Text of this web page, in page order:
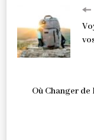
Où Changer